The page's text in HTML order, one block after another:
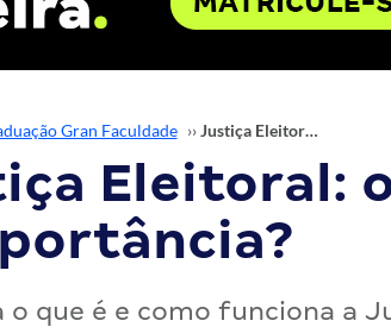
Gran Faculdade ›› Justiça Eleitoral: o que é e qual a importância?
Eleitoral:
o que é e como funciona a